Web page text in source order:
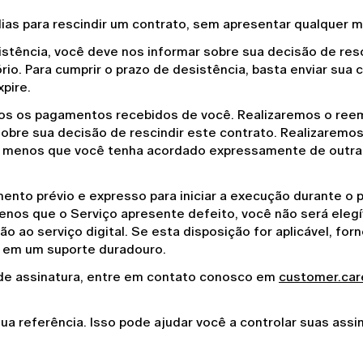
para rescindir um contrato, sem apresentar qualquer
você deve nos informar sobre sua decisão de
Para cumprir o prazo de desistência, basta enviar
pagamentos recebidos de você. Realizaremos o
sua decisão de rescindir este contrato.
que você tenha acordado expressamente de
prévio e expresso para iniciar a execução durante
que o Serviço apresente defeito, você não será
ao serviço digital. Se esta disposição for aplicável,
um suporte duradouro.
assinatura, entre em contato conosco em
referência. Isso pode ajudar você a controlar suas